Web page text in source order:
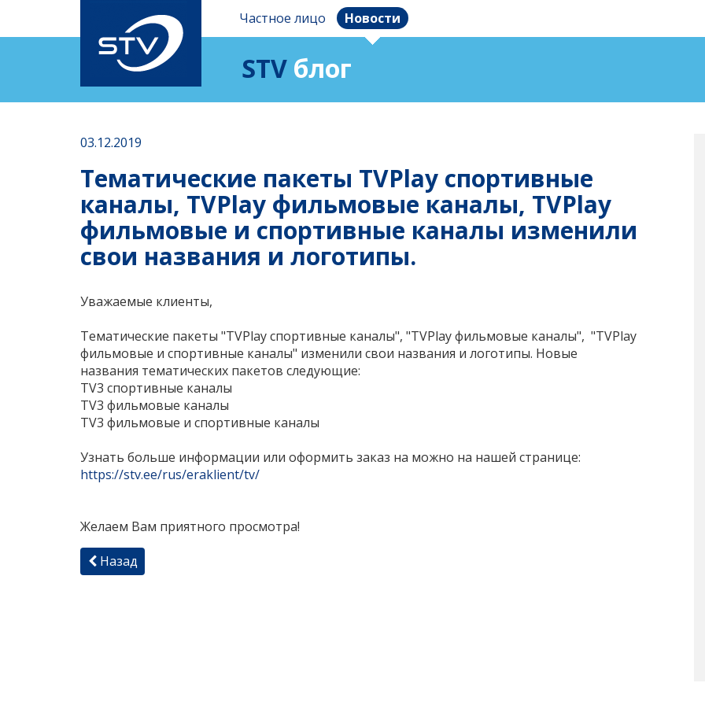
Частное лицо Новости
STV блог
03.12.2019
Тематические пакеты TVPlay спортивные
каналы, TVPlay фильмовые каналы, TVPlay
фильмовые и спортивные каналы изменили
свои названия и логотипы.
Уважаемые клиенты,
Тематические пакеты "TVPlay спортивные каналы", "TVPlay фильмовые каналы", "TVPlay
фильмовые и спортивные каналы" изменили свои названия и логотипы. Новые
названия тематических пакетов следующие:
TV3 спортивные каналы
TV3 фильмовые каналы
TV3 фильмовые и спортивные каналы
Узнать больше информации или оформить заказ на можно на нашей странице:
https://stv.ee/rus/eraklient/tv/
Желаем Вам приятного просмотра!
Назад